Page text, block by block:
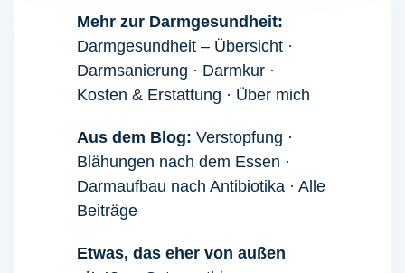
Mehr zur Darmgesundheit:
Darmgesundheit – Übersicht ·
Darmsanierung · Darmkur ·
Kosten & Erstattung · Über mich
Aus dem Blog: Verstopfung ·
Blähungen nach dem Essen ·
Darmaufbau nach Antibiotika · Alle
Beiträge
Etwas, das eher von außen